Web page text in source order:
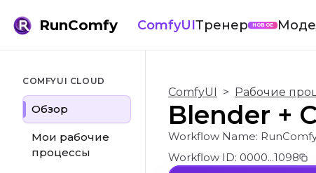
RunComfy ComfyUIТренер НОВОЕ
COMFYUI CLOUD
Обзор
Мои рабочие
процессы
ComfyUI > Рабочие
Blender +
Workflow Name:
Workflow ID: 0000...1098